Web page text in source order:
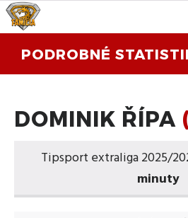
PODROBNÉ
DOMINIK ŘÍPA
Tipsport extraliga 2025/
minuty